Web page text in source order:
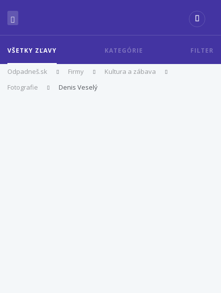
VŠETKY ZĽAVY KATEGÓRIE FILTER
Odpadneš.sk Firmy
Kultura a zábava
Fotografie
Denis Veselý